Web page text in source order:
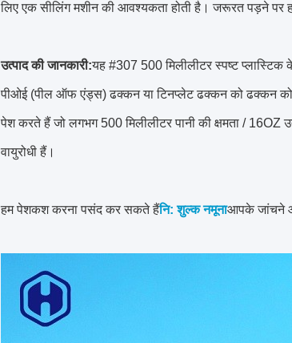
लिए एक सीलिंग मशीन की आवश्यकता होती है। जरूरत पड़ने पर
उत्पाद की जानकारी:यह #307 500 मिलीलीटर स्पष्ट प्लास्टिक
पीओई (पील ऑफ एंड्स) ढक्कन या टिनप्लेट ढक्कन को ढक्कन को
पेश करते हैं जो लगभग 500 मिलीलीटर पानी की क्षमता /
वायुरोधी हैं।
हम पेशकश करना पसंद कर सकते हैंनि: शुल्क नमूनाआपके जांचने